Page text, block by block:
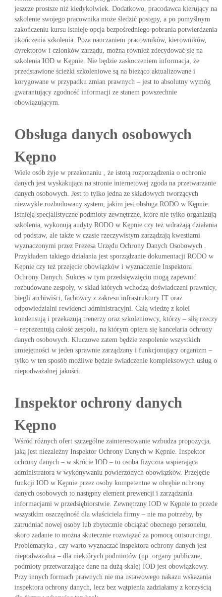
jeszcze prostsze niż kiedykolwiek. Dodatkowo, pracodawca kierujący na
szkolenie swojego pracownika może śledzić postępy, a po pomyślnym
zakończeniu kursu istnieje opcja bezpośredniego pobrania potwierdzenia
ukończenia szkolenia. Poza nauczaniem pracowników, kierowników,
dyrektorów i członków zarządu, można również zdecydować się na
szkolenia IOD w Kępnie. Nie będzie zaskoczeniem informacja, że
przedstawione ścieżki szkoleniowe są na bieżąco aktualizowane i
korygowane w przypadku zmian prawnych – jest to absolutny wymóg
gwarantujący zgodność informacji ze stanem powszechnie
obowiązującym.
Obsługa danych osobowych
Kępno
Wiele osób żyje w przekonaniu , że istotą rozporządzenia o ochronie
danych jest wyskakująca na stronie internetowej zgoda na przetwarzanie
danych osobowych. Jest to tylko jedna ze składowych tworzących
niezwykle rozbudowany system, jakim jest obsługa RODO w Kępnie.
Istnieją specjalistyczne podmioty zewnętrzne, które nie tylko organizują
szkolenia, wykonują audyty RODO w Kępnie czy też wdrażają działania
od podstaw, ale także w czasie rzeczywistym zarządzają kwestiami
wyznaczonymi przez Prezesa Urzędu Ochrony Danych Osobowych .
Przykładem takiego działania jest sporządzanie dokumentacji RODO w
Kępnie czy też przejęcie obowiązków i wyznaczenie Inspektora
Ochrony Danych. Sukces w tym przedsięwzięciu mogą zapewnić
rozbudowane zespoły, w skład których wchodzą doświadczeni prawnicy,
biegli archiwiści, fachowcy z zakresu infrastruktury IT oraz
odpowiedzialni rewidenci administracyjni. Całą wiedzę z kolei
kondensują i przekazują trenerzy oraz szkoleniowcy, którzy – siłą rzeczy
– reprezentują całość zespołu, na którym opiera się kancelaria ochrony
danych osobowych. Kluczowe zatem będzie zespolenie wszystkich
umiejętności w jeden sprawnie zarządzany i funkcjonujący organizm –
tylko w ten sposób możliwe będzie świadczenie kompleksowych usług o
niepodważalnej jakości.
Inspektor ochrony danych
Kępno
Wśród różnych ofert szczególne zainteresowanie wzbudza propozycja,
jaką jest niezależny Inspektor Ochrony Danych w Kępnie. Inspektor
ochrony danych – w skrócie IOD – to osoba fizyczna wspierająca
administratora w wykonywaniu powierzonych obowiązków. Przejęcie
funkcji IOD w Kępnie przez osoby kompetentne w obrębie ochrony
danych osobowych to następny element prewencji i zarządzania
informacjami w przedsiębiorstwie. Zewnętrzny IOD w Kępnie to przede
wszystkim oszczędność dla właściciela firmy – nie ma potrzeby, by
zatrudniać nowej osoby lub zbytecznie obciążać obecnego personelu,
skoro zadanie to można skutecznie rozwiązać za pomocą outsourcingu.
Problematyka , czy warto wyznaczać inspektora ochrony danych jest
niepodważalna – dla niektórych podmiotów (np. organy publiczne,
podmioty przetwarzające dane na dużą skalę) IOD jest obowiązkowy.
Przy innych formach prawnych nie ma ustawowego nakazu wskazania
inspektora ochrony danych, lecz bez wątpienia zadziałamy z korzyścią